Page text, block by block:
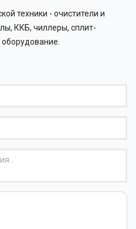
техники - очистители и
ККБ, чиллеры, сплит-